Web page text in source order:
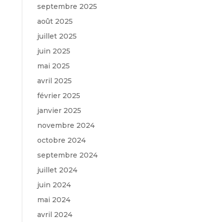
septembre 2025
août 2025
juillet 2025
juin 2025
mai 2025
avril 2025
février 2025
janvier 2025
novembre 2024
octobre 2024
septembre 2024
juillet 2024
juin 2024
mai 2024
avril 2024